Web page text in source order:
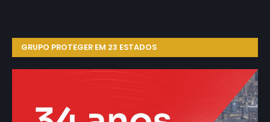
GRUPO PROTEGER EM 23 ESTADOS